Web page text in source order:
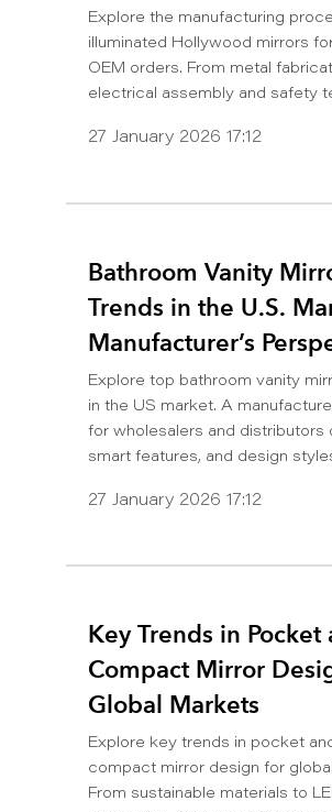
Explore the manufacturing
illuminated Hollywood mirrors
OEM orders. From metal
electrical assembly and safety
27 January 2026 17:12
Bathroom Vanity
Trends in the U.S.
Manufacturer’s
Explore top bathroom vanity
in the US market. A
for wholesalers and distributors
smart features, and design
27 January 2026 17:12
Key Trends in Pocket
Compact Mirror
Global Markets
Explore key trends in pocket
compact mirror design for
From sustainable materials to